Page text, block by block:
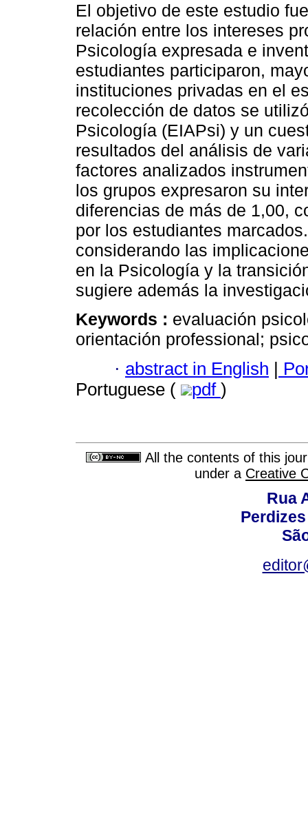
El objetivo de este estudio
relación entre los intereses
Psicología expresada e
estudiantes participaron,
instituciones privadas en el
recolección de datos se
Psicología (EIAPsi) y un
resultados del análisis de
factores analizados
los grupos expresaron su
diferencias de más de 1,00,
por los estudiantes
considerando las
en la Psicología y la
sugiere además la
Keywords : evaluación
orientación professional;
· abstract in English |
Portuguese (
pdf )
All the contents of this
under a Creative
Rua